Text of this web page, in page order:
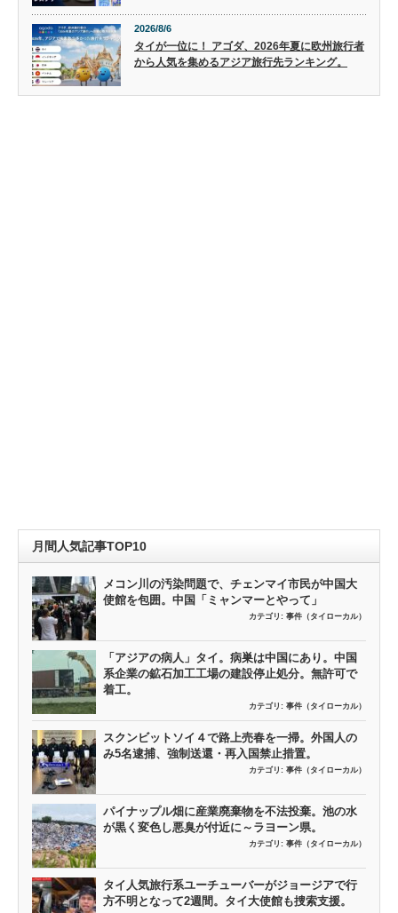
2026/8/6
タイが一位に！ アゴダ、2026年夏に欧州旅行者
から人気を集めるアジア旅行先ランキング。
月間人気記事TOP10
メコン川の汚染問題で、チェンマイ市民が中国大
使館を包囲。中国「ミャンマーとやって」
カテゴリ: 事件（タイローカル）
「アジアの病人」タイ。病巣は中国にあり。中国
系企業の鉱石加工工場の建設停止処分。無許可で
着工。
カテゴリ: 事件（タイローカル）
スクンビットソイ４で路上売春を一掃。外国人の
み5名逮捕、強制送還・再入国禁止措置。
カテゴリ: 事件（タイローカル）
パイナップル畑に産業廃棄物を不法投棄。池の水
が黒く変色し悪臭が付近に～ラヨーン県。
カテゴリ: 事件（タイローカル）
タイ人気旅行系ユーチューバーがジョージアで行
方不明となって2週間。タイ大使館も捜索支援。